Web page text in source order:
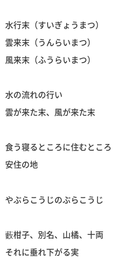
水行末（すいぎょうまつ）
雲来末（うんらいまつ）
風来末（ふうらいまつ）
水の流れの行い
雲が来た末、風が来た末
食う寝るところに住むところ
安住の地
やぶらこうじのぶらこうじ
藪柑子、別名、山橘、十両
それに垂れ下がる実